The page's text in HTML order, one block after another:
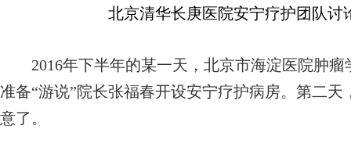
北京清华长庚医院安宁疗护团队讨
2016年下半年的某一天，北京市海淀医院肿瘤
准备“游说”院长张福春开设安宁疗护病房。第二
意了。